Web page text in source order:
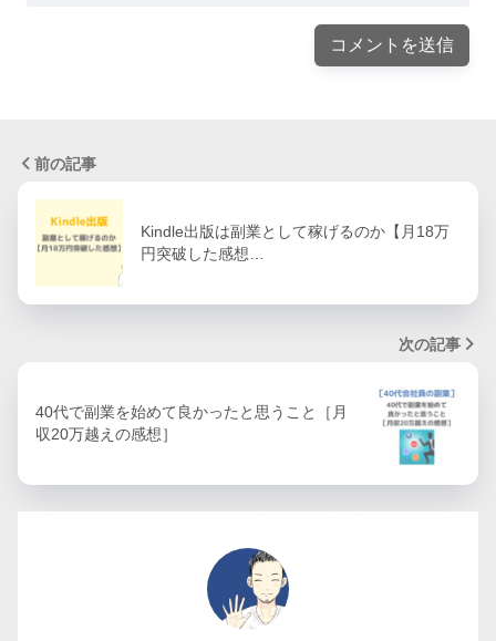
前の記事
Kindle出版は副業として稼げるのか【月18万
円突破した感想…
次の記事
40代で副業を始めて良かったと思うこと［月
収20万越えの感想］